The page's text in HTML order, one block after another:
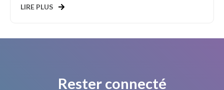
LIRE PLUS
Rester connecté